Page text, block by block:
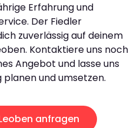
Erfahrung und
Der Fiedler
zuverlässig auf deinem
Kontaktiere uns noch
Angebot und lasse uns
und umsetzen.
anfragen